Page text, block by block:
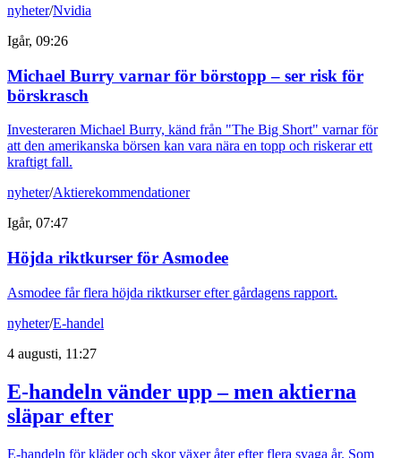
nyheter/Nvidia
Igår, 09:26
Michael Burry varnar för börstopp – ser risk för
börskrasch
Investeraren Michael Burry, känd från "The Big Short" varnar för
att den amerikanska börsen kan vara nära en topp och riskerar ett
kraftigt fall.
nyheter/Aktierekommendationer
Igår, 07:47
Höjda riktkurser för Asmodee
Asmodee får flera höjda riktkurser efter gårdagens rapport.
nyheter/E-handel
4 augusti, 11:27
E-handeln vänder upp – men aktierna
släpar efter
E-handeln för kläder och skor växer åter efter flera svaga år. Som